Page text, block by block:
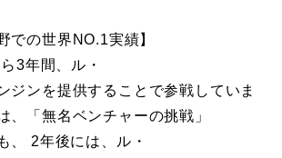
での世界NO.1実績】
3年間、ル・
ジンを提供することで参戦していま
、「無名ベンチャーの挑戦」
、 2年後には、ル・